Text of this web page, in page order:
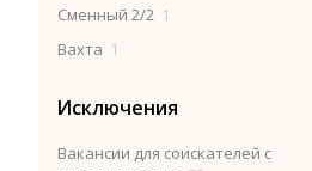
Сменный 2/2 1
Вахта 1
Исключения
Вакансии для соискателей с